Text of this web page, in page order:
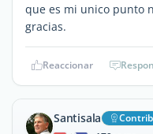
que es mi unico punto
gracias.
Reaccionar
Santisala